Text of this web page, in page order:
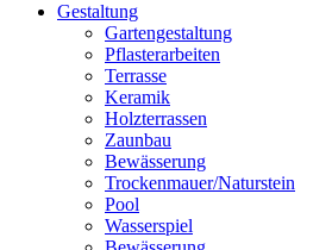
Gestaltung
Gartengestaltung
Pflasterarbeiten
Terrasse
Keramik
Holzterrassen
Zaunbau
Bewässerung
Trockenmauer/Naturstein
Pool
Wasserspiel